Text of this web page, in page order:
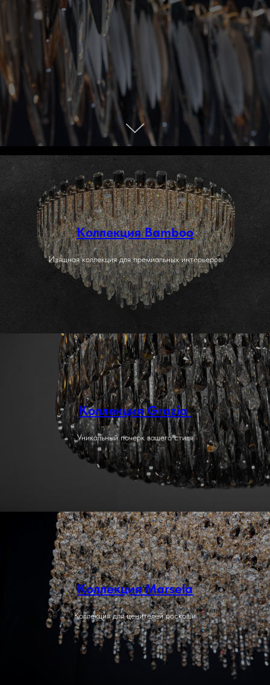
Коллекция Bamboo
Изящная коллекция для премиальных интерьеров
Коллекция Grazia
Уникальный почерк вашего стиля
Коллекция Marsela
Коллекция для ценителей роскоши